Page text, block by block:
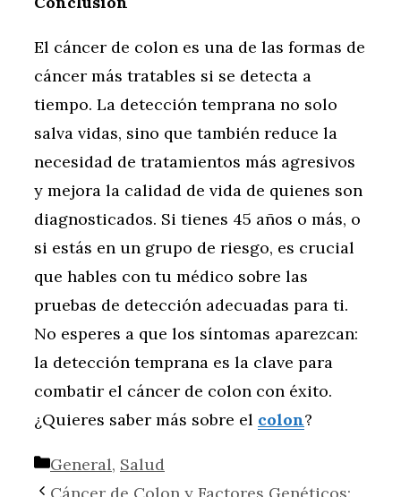
El cáncer de colon es una de las formas de
cáncer más tratables si se detecta a
tiempo. La detección temprana no solo
salva vidas, sino que también reduce la
necesidad de tratamientos más agresivos
y mejora la calidad de vida de quienes son
diagnosticados. Si tienes 45 años o más, o
si estás en un grupo de riesgo, es crucial
que hables con tu médico sobre las
pruebas de detección adecuadas para ti.
No esperes a que los síntomas aparezcan:
la detección temprana es la clave para
combatir el cáncer de colon con éxito.
¿Quieres saber más sobre el colon?
Categorías
General, Salud